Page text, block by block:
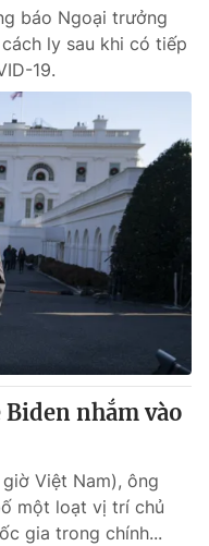
báo Ngoại trưởng
ly sau khi có tiếp
19.
nhắm vào
Việt Nam), ông
một loạt vị trí chủ
gia trong chính...